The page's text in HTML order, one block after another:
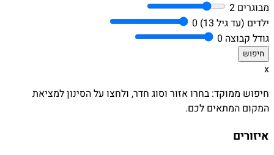
מבוגרים 2
ילדים (עד גיל 13)
0
גודל קבוצה 0
x
חיפוש ממוקד: בחרו אזור וסוג חדר, ולחצו על הסינון למציאת
המקום המתאים לכם.
איזורים